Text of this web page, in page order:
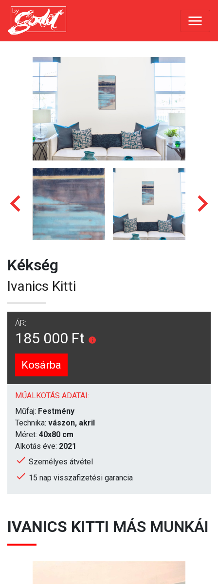
Kékség
Ivanics Kitti
ÁR:
185 000 Ft
Kosárba
MŰALKOTÁS ADATAI:
Műfaj: Festmény
Technika: vászon, akril
Méret: 40x80 cm
Alkotás éve: 2021
Személyes átvétel
15 nap visszafizetési garancia
IVANICS KITTI MÁS MUNKÁI